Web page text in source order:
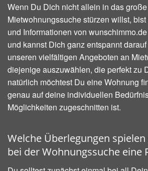
Wenn Du Dich nicht allein in das
Mietwohnungssuche stürzen willst,
und Informationen von
und kannst Dich ganz entspannt
unseren vielfältigen Angeboten an
diejenige auszuwählen, die perfekt zu
natürlich möchtest Du eine Wohnung
genau auf deine individuellen
Möglichkeiten zugeschnitten ist.
Welche Überlegungen
bei der Wohnungssuche eine